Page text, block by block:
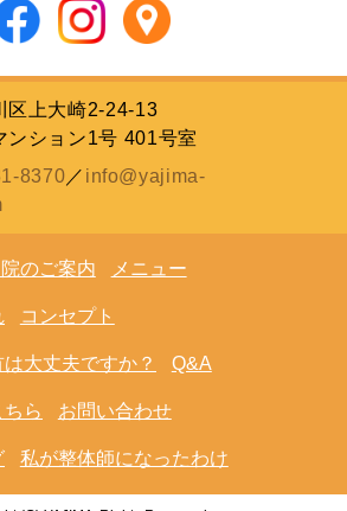
区上大崎2-24-13
ンション1号 401号室
8370／ info@yajima-
のご案内 メニュー
コンセプト
大丈夫ですか？ Q&A
ら お問い合わせ
私が整体師になったわけ